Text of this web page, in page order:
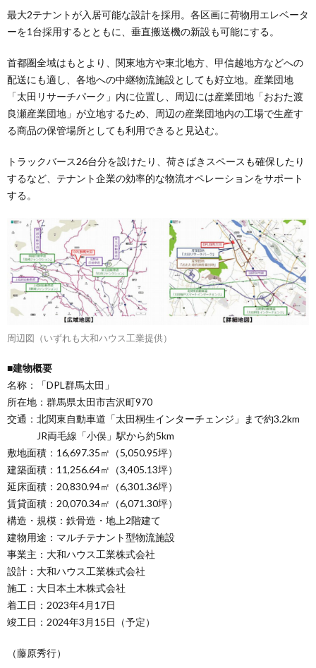
最大2テナントが入居可能な設計を採用。各区画に荷物用エレベータ
ーを1台採用するとともに、垂直搬送機の新設も可能にする。
首都圏全域はもとより、関東地方や東北地方、甲信越地方などへの
配送にも適し、各地への中継物流施設としても好立地。産業団地
「太田リサーチパーク」内に位置し、周辺には産業団地「おおた渡
良瀬産業団地」が立地するため、周辺の産業団地内の工場で生産す
る商品の保管場所としても利用できると見込む。
トラックバース26台分を設けたり、荷さばきスペースも確保したり
するなど、テナント企業の効率的な物流オペレーションをサポート
する。
周辺図（いずれも大和ハウス工業提供）
■建物概要
名称：「DPL群馬太田」
所在地：群馬県太田市吉沢町970
交通：北関東自動車道「太田桐生インターチェンジ」まで約3.2km
JR両毛線「小俣」駅から約5km
敷地面積：16,697.35㎡（5,050.95坪）
建築面積：11,256.64㎡（3,405.13坪）
延床面積：20,830.94㎡（6,301.36坪）
賃貸面積：20,070.34㎡（6,071.30坪）
構造・規模：鉄骨造・地上2階建て
建物用途：マルチテナント型物流施設
事業主：大和ハウス工業株式会社
設計：大和ハウス工業株式会社
施工：大日本土木株式会社
着工日：2023年4月17日
竣工日：2024年3月15日（予定）
（藤原秀行）